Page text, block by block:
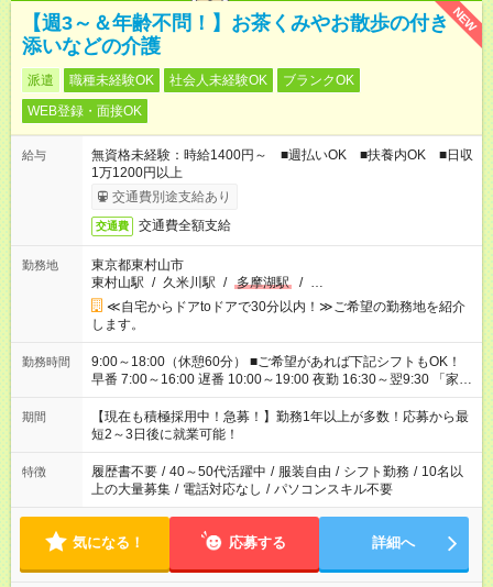
NEW
【週3～＆年齢不問！】お茶くみやお散歩の付き
添いなどの介護
派遣 職種未経験OK 社会人未経験OK
ブランクOK
WEB登録・面接OK
給与
無資格未経験：時給1400円～ ■週払いOK ■扶養内OK ■日収
1万1200円以上
交通費別途支給あり
交通費 交通費全額支給
勤務地
東京都東村山市
東村山駅 / 久米川駅 / 多摩湖駅 / …
≪自宅からドアtoドアで30分以内！≫ご希望の勤務地を紹介
します。
勤務時間
9:00～18:00（休憩60分） ■ご希望があれば下記シフトもOK！
早番 7:00～16:00 遅番 10:00～19:00 夜勤 16:30～翌9:30 「家族
と休みを合わせたい」 「余裕を持って夕飯の準備がしたい」
「できれば残業はしたくない」 など、ご希望を教えてください
ね。 ※Wワーク希望の方へ 今ご覧のお仕事で希望する勤務時間
と、もう1つのお仕事の勤務時間。 合計で週40時間を超える場
合は応募できません。
期間
【現在も積極採用中！急募！】勤務1年以上が多数！応募から最
短2～3日後に就業可能！
特徴 履歴書不要 / 40～50代活躍中 / 服装自由 / シフト勤務 / 10名以
上の大量募集 / 電話対応なし / パソコンスキル不要
気になる！ 応募する 詳細へ